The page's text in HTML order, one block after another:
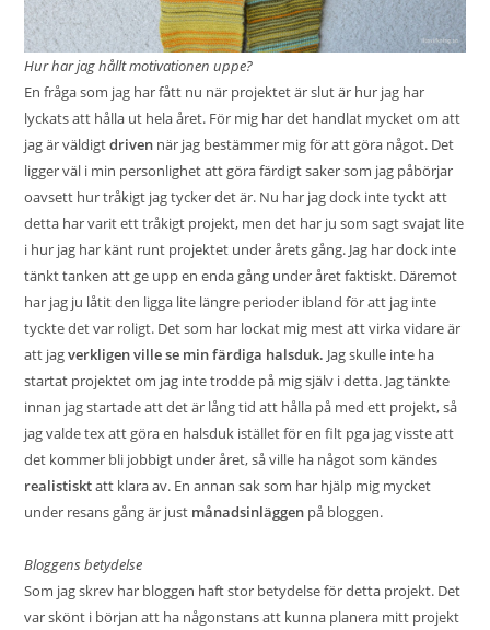
Hur har jag hållt motivationen uppe?
En fråga som jag har fått nu när projektet är slut är hur jag har
lyckats att hålla ut hela året. För mig har det handlat mycket om att
jag är väldigtdriven när jag bestämmer mig för att göra något. Det
ligger väl i min personlighet att göra färdigt saker som jag påbörjar
oavsett hur tråkigt jag tycker det är. Nu har jag dock inte tyckt att
detta har varit ett tråkigt projekt, men det har ju som sagt svajat lite
i hur jag har känt runt projektet under årets gång. Jag har dock inte
tänkt tanken att ge upp en enda gång under året faktiskt. Däremot
har jag ju låtit den ligga lite längre perioder ibland för att jag inte
tyckte det var roligt. Det som har lockat mig mest att virka vidare är
att jagverkligen ville se min färdiga halsduk. Jag skulle inte ha
startat projektet om jag inte trodde på mig själv i detta. Jag tänkte
innan jag startade att det är lång tid att hålla på med ett projekt, så
jag valde tex att göra en halsduk istället för en filt pga jag visste att
det kommer bli jobbigt under året, så ville ha något som kändes
realistisktatt klara av. En annan sak som har hjälp mig mycket
under resans gång är just månadsinläggen på bloggen.
Bloggens betydelse
Som jag skrev har bloggen haft stor betydelse för detta projekt. Det
var skönt i början att ha någonstans att kunna planera mitt projekt